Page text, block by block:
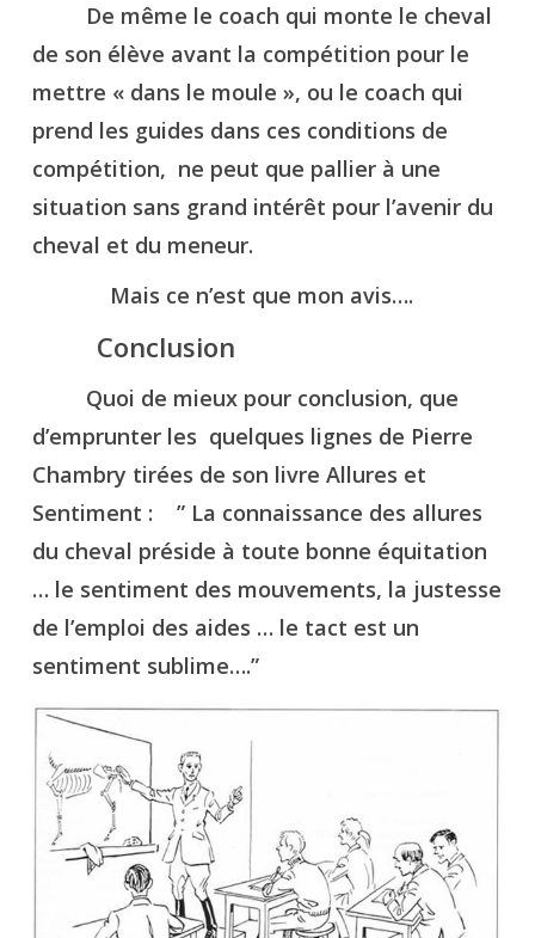
De même le coach qui monte le cheval
de son élève avant la compétition pour le
mettre « dans le moule », ou le coach qui
prend les guides dans ces conditions de
compétition, ne peut que pallier à une
situation sans grand intérêt pour l’avenir du
cheval et du meneur.
Mais ce n’est que mon avis….
Conclusion
Quoi de mieux pour conclusion, que
d’emprunter les quelques lignes de Pierre
Chambry tirées de son livre Allures et
Sentiment : ” La connaissance des allures
du cheval préside à toute bonne équitation
… le sentiment des mouvements, la justesse
de l’emploi des aides … le tact est un
sentiment sublime….”